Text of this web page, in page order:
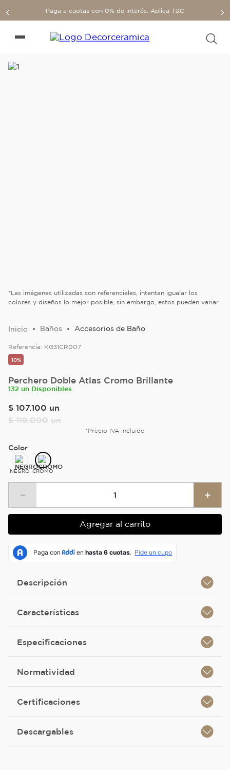
Paga a cuotas con 0% de interés. Aplica T&C
*Las imágenes utilizadas son referenciales, intentan igualar los
colores y diseños lo mejor posible, sin embargo, estos pueden variar
Baños Accesorios de Baño
Referencia: KG31CR007
10%
Perchero Doble Atlas Cromo Brillante
132 un Disponibles
$ 107.100 un
$ 119.000 un
*Precio IVA incluido
Color
NEGRO CROMO
＋
－
Agregar al carrito
Descripción
Características
Especificaciones
Normatividad
Certificaciones
Descargables